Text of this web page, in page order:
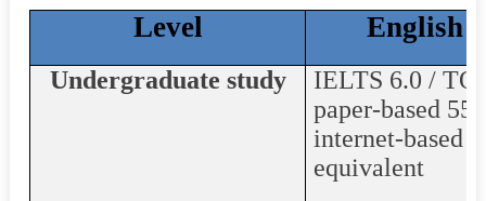
Level English
Undergraduate study
IELTS 6.0 /
paper-based
internet-based
equivalent